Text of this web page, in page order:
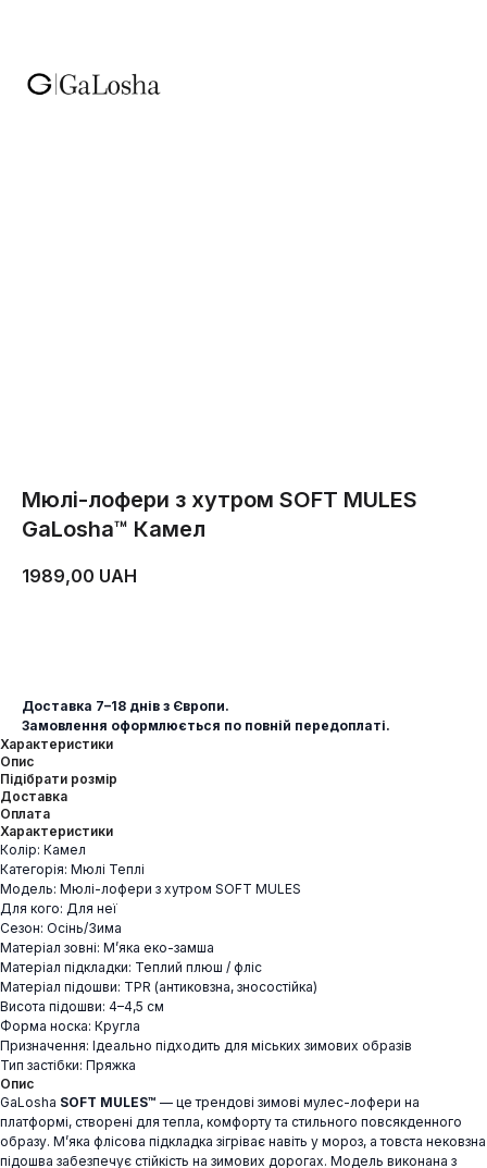
Мюлі-лофери з хутром SOFT MULES
GaLosha™ Камел
1989,00 UAH
Доставка 7–18 днів з Європи.
Замовлення оформлюється по повній передоплаті.
Характеристики
Опис
Підібрати розмір
Доставка
Оплата
Характеристики
Колір: Камел
Категорія: Мюлі Теплі
Модель: Мюлі-лофери з хутром SOFT MULES
Для кого: Для неї
Сезон: Осінь/Зима
Матеріал зовні: М’яка еко-замша
Матеріал підкладки: Теплий плюш / фліс
Матеріал підошви: TPR (антиковзна, зносостійка)
Висота підошви: 4–4,5 см
Форма носка: Кругла
Призначення: Ідеально підходить для міських зимових образів
Тип застібки: Пряжка
Опис
GaLosha SOFT MULES™ — це трендові зимові мулес-лофери на
платформі, створені для тепла, комфорту та стильного повсякденного
образу. М’яка флісова підкладка зігріває навіть у мороз, а товста нековзна
підошва забезпечує стійкість на зимових дорогах. Модель виконана з